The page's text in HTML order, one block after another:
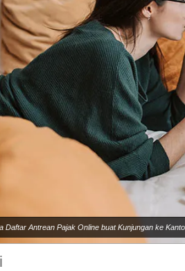
Daftar Antrean Pajak Online buat Kunjungan ke